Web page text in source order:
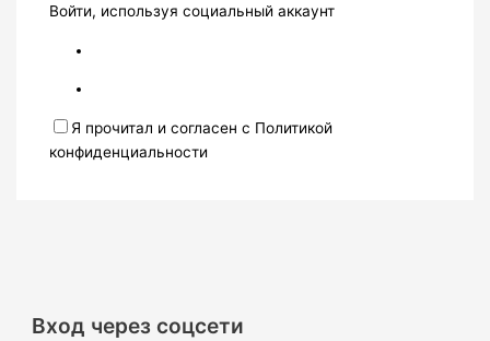
Войти, используя социальный аккаунт
Я прочитал и согласен с Политикой
конфиденциальности
Вход через соцсети